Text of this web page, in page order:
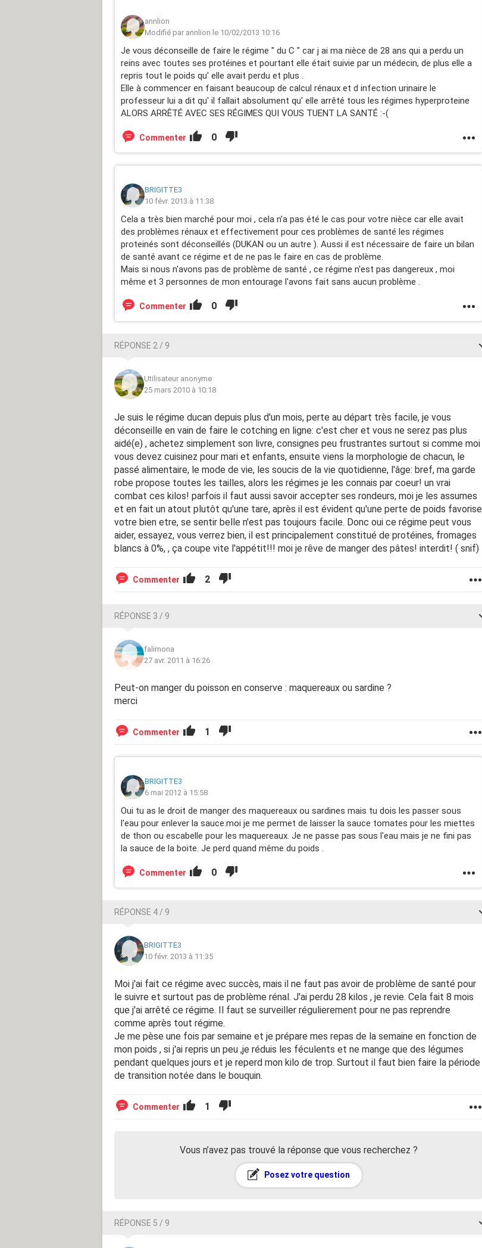
annlion
Modifié par annlion le 10/02/2013 10:16
Je vous déconseille de faire le régime " du C " car j ai ma nièce de 28 ans qui a perdu un
reins avec toutes ses protéines et pourtant elle était suivie par un médecin, de plus elle a
repris tout le poids qu' elle avait perdu et plus .
Elle à commencer en faisant beaucoup de calcul rénaux et d infection urinaire le
professeur lui a dit qu' il fallait absolument qu' elle arrêté tous les régimes hyperproteine
ALORS ARRÊTÉ AVEC SES RÉGIMES QUI VOUS TUENT LA SANTÉ :-(
Commenter 0
BRIGITTE3
10 févr. 2013 à 11:38
Cela a très bien marché pour moi , cela n'a pas été le cas pour votre nièce car elle avait
des problèmes rénaux et effectivement pour ces problèmes de santé les régimes
proteinés sont déconseillés (DUKAN ou un autre ). Aussi il est nécessaire de faire un bilan
de santé avant ce régime et de ne pas le faire en cas de problème.
Mais si nous n'avons pas de problème de santé , ce régime n'est pas dangereux , moi
même et 3 personnes de mon entourage l'avons fait sans aucun problème .
Commenter 0
RÉPONSE 2 / 9
Utilisateur anonyme
25 mars 2010 à 10:18
Je suis le régime ducan depuis plus d'un mois, perte au départ très facile, je vous
déconseille en vain de faire le cotching en ligne: c'est cher et vous ne serez pas plus
aidé(e) , achetez simplement son livre, consignes peu frustrantes surtout si comme moi
vous devez cuisinez pour mari et enfants, ensuite viens la morphologie de chacun, le
passé alimentaire, le mode de vie, les soucis de la vie quotidienne, l'âge: bref, ma garde
robe propose toutes les tailles, alors les régimes je les connais par coeur! un vrai
combat ces kilos! parfois il faut aussi savoir accepter ses rondeurs, moi je les assumes
et en fait un atout plutôt qu'une tare, après il est évident qu'une perte de poids favorise
votre bien etre, se sentir belle n'est pas toujours facile. Donc oui ce régime peut vous
aider, essayez, vous verrez bien, il est principalement constitué de protéines, fromages
blancs à 0%, , ça coupe vite l'appétit!!! moi je rêve de manger des pâtes! interdit! ( snif)
Commenter 2
RÉPONSE 3 / 9
falimona
27 avr. 2011 à 16:26
Peut-on manger du poisson en conserve : maquereaux ou sardine ?
merci
Commenter 1
BRIGITTE3
6 mai 2012 à 15:58
Oui tu as le droit de manger des maquereaux ou sardines mais tu dois les passer sous
l'eau pour enlever la sauce.moi je me permet de laisser la sauce tomates pour les miettes
de thon ou escabelle pour les maquereaux. Je ne passe pas sous l'eau mais je ne fini pas
la sauce de la boite. Je perd quand même du poids .
Commenter 0
RÉPONSE 4 / 9
BRIGITTE3
10 févr. 2013 à 11:35
Moi j'ai fait ce régime avec succès, mais il ne faut pas avoir de problème de santé pour
le suivre et surtout pas de problème rénal. J'ai perdu 28 kilos , je revie. Cela fait 8 mois
que j'ai arrêté ce régime. Il faut se surveiller régulierement pour ne pas reprendre
comme après tout régime.
Je me pèse une fois par semaine et je prépare mes repas de la semaine en fonction de
mon poids , si j'ai repris un peu ,je réduis les féculents et ne mange que des légumes
pendant quelques jours et je reperd mon kilo de trop. Surtout il faut bien faire la période
de transition notée dans le bouquin.
Commenter 1
Vous n’avez pas trouvé la réponse que vous recherchez ?
Posez votre question
RÉPONSE 5 / 9